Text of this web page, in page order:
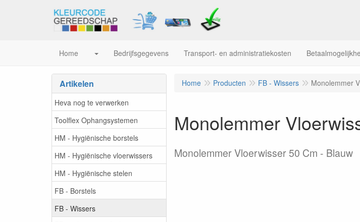
Home Bedrijfsgegevens Transport- en administratiekosten
Artikelen
Heva nog te verwerken
Toolflex Ophangsystemen
HM - Hygiënische borstels
HM - Hygiënische vloerwissers
HM - Hygiënische stelen
FB - Borstels
FB - Wissers
Home Producten FB - Wissers Monolemmer
Monolemmer
Monolemmer Vloerwisser 50 Cm - Blauw